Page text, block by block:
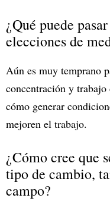
¿Qué puede
elecciones de
Aún es muy temprano
concentración y
cómo generar
mejoren el trabajo.
¿Cómo cree que
tipo de cambio,
campo?